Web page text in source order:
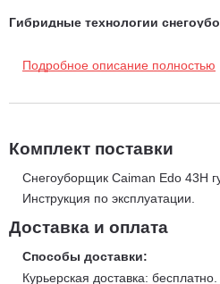
Гибридные технологии
оптимизирующих рабочие
компьютера, эти двигатели
образом, скорость
рабочей нагрузке в данный
нагрузки, причем независимо от
шнекороторного механизма. Два
электродвигателя, приводящие в
обеспечивают безупречную
машин.
Рабочие характеристики:
Подробное описание полностью
Комплект поставки
Снегоуборщик Caiman Edo 43H
Инструкция по эксплуатации.
Доставка и оплата
Способы доставки:
Курьерская доставка: бесплатно.